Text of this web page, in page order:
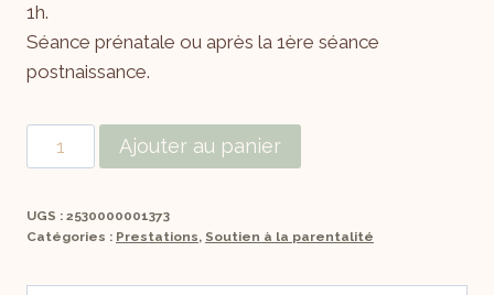
1h.
Séance prénatale ou après la 1ère séance
postnaissance.
Ajouter au panier
UGS : 2530000001373
Catégories : Prestations, Soutien à la parentalité